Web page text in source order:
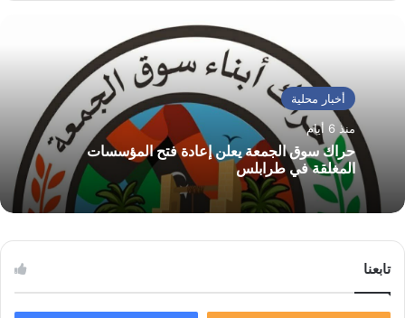
أخبار محلية
منذ 6 أيام
حراك سوق الجمعة يعلن إعادة فتح المؤسسات
المغلقة في طرابلس
تابعنا